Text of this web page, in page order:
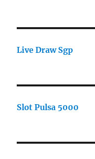
Live Draw Sgp
Slot Pulsa 5000